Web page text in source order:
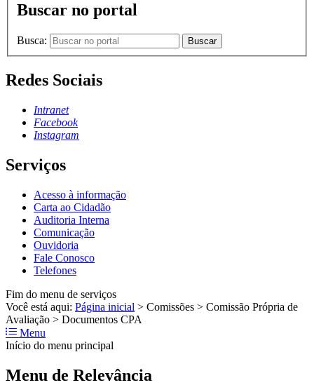
Buscar no portal
Busca: Buscar
Redes Sociais
Intranet
Facebook
Instagram
Serviços
Acesso à informação
Carta ao Cidadão
Auditoria Interna
Comunicação
Ouvidoria
Fale Conosco
Telefones
Fim do menu de serviços
Você está aqui: Página inicial > Comissões > Comissão Própria de
Avaliação > Documentos CPA
Menu
Início do menu principal
Menu de Relevância